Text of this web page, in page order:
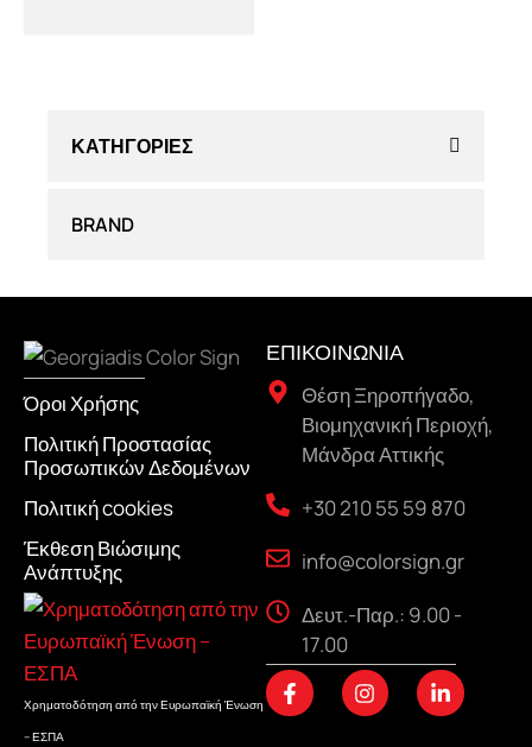
ΚΑΤΗΓΟΡΙΕΣ
BRAND
Όροι Χρήσης
Πολιτική Προστασίας
Προσωπικών Δεδομένων
Πολιτική cookies
Έκθεση Βιώσιμης
Ανάπτυξης
Χρηματοδότηση από την Ευρωπαϊκή Ένωση
– ΕΣΠΑ
ΕΠΙΚΟΙΝΩΝΙΑ
Θέση Ξηροπήγαδο,
Βιομηχανική Περιοχή,
Μάνδρα Αττικής
+30 210 55 59 870
info@colorsign.gr
Δευτ.-Παρ.: 9.00 -
17.00
F
a
c
I
n
s
L
i
n